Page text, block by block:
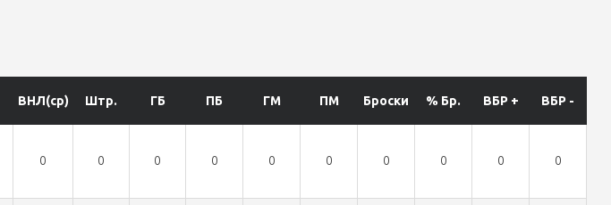
ВНЛ(ср) Штр. ГБ ПБ ГМ ПМ Броски % Бр. ВБР + ВБР -
0 0 0 0 0 0 0 0 0 0